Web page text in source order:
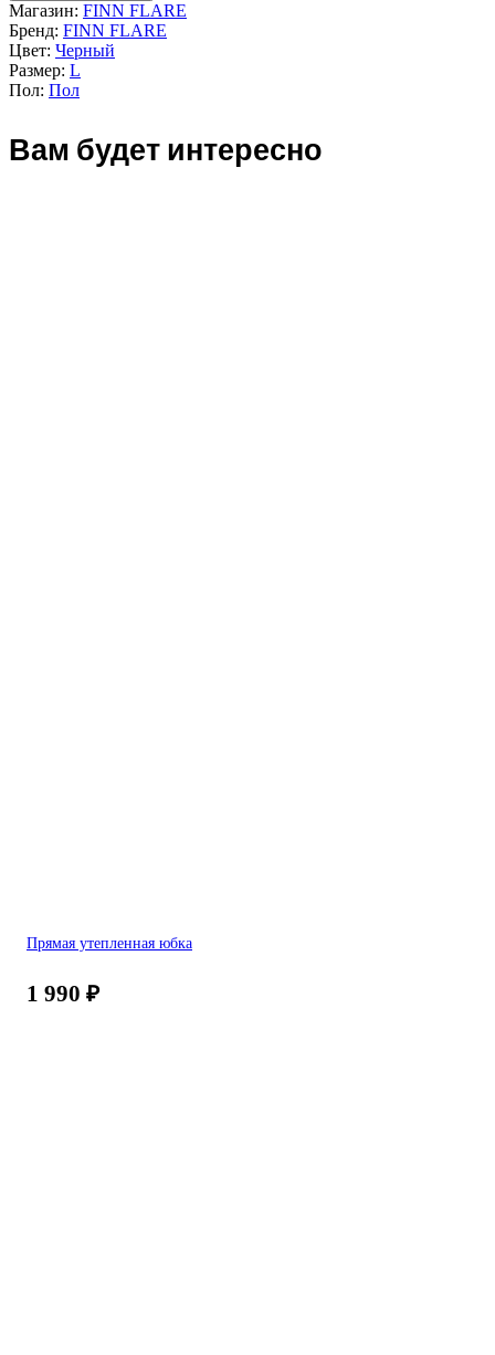
Магазин: FINN FLARE
Бренд: FINN FLARE
Цвет: Черный
Размер: L
Пол: Пол
Вам будет интересно
Прямая утепленная юбка
1 990 ₽